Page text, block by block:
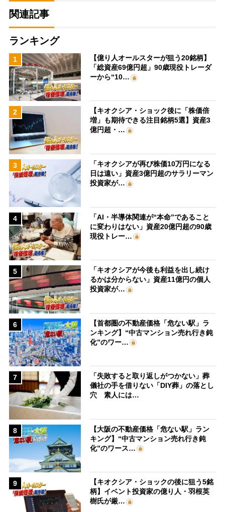
関連記事
ランキング
1
【億り人オールスターが狙う20銘柄】
「総資産69億円超」90歳現役トレーダ
ーから“10…
2
【キオクシア・ショック後に「株価倍
増」も期待できる注目銘柄5選】資産3
億円超・…
3
「キオクシアが再び株価10万円になる
日は遠い」資産3億円超のサラリーマン
投資家が…
4
「AI・半導体関連が“本命”であること
に変わりはない」資産20億円超の90歳
現役トレー…
5
「キオクシアが今後も利益を出し続け
るかは分からない」資産11億円の個人
投資家が…
6
【首都圏の不動産価格「危ない駅」ラ
ンキング】“中古マンション売れ行き鈍
化”のワー…
7
「失敗すると取り返しがつかない」葬
儀社の手を借りない「DIY葬」の落とし
穴 素人には…
8
【大阪の不動産価格「危ない駅」ラン
キング】“中古マンション売れ行き鈍
化”のワース…
9
【キオクシア・ショックの後に狙う5銘
柄】イベント投資家の億り人・羽根英
樹氏が厳…